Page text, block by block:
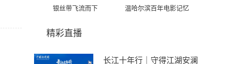
银丝带飞流而下
温哈尔滨百年电影记忆
精彩直播
长江十年行｜守得江湖安澜